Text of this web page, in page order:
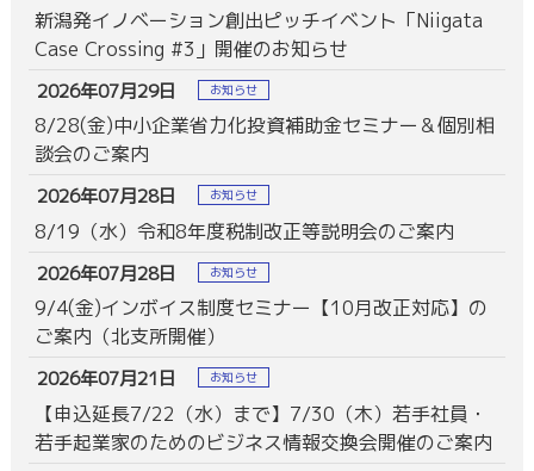
新潟発イノベーション創出ピッチイベント「Niigata
Case Crossing #3」開催のお知らせ
2026年07月29日 お知らせ
8/28(金)中小企業省力化投資補助金セミナー＆個別相
談会のご案内
2026年07月28日 お知らせ
8/19（水）令和8年度税制改正等説明会のご案内
2026年07月28日 お知らせ
9/4(金)インボイス制度セミナー【10月改正対応】の
ご案内（北支所開催）
2026年07月21日 お知らせ
【申込延長7/22（水）まで】7/30（木）若手社員・
若手起業家のためのビジネス情報交換会開催のご案内